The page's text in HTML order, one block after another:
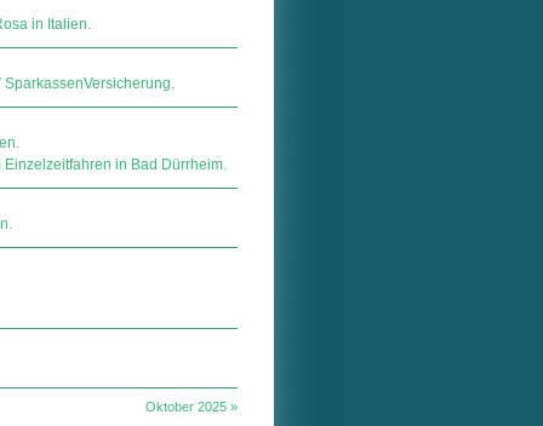
in Italien.
in Bad Dürrheim.
Oktober 2025 »